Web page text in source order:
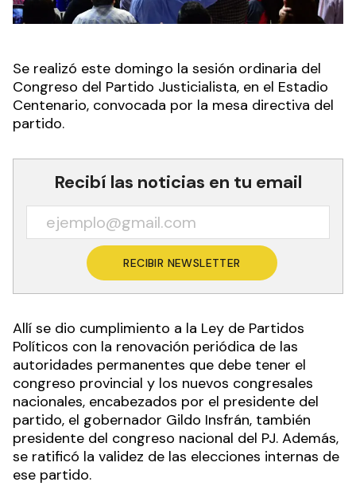
Se realizó este domingo la sesión ordinaria del
Congreso del Partido Justicialista, en el Estadio
Centenario, convocada por la mesa directiva del
partido.
Recibí las noticias en tu email
RECIBIR NEWSLETTER
Allí se dio cumplimiento a la Ley de Partidos
Políticos con la renovación periódica de las
autoridades permanentes que debe tener el
congreso provincial y los nuevos congresales
nacionales, encabezados por el presidente del
partido, el gobernador Gildo Insfrán, también
presidente del congreso nacional del PJ. Además,
se ratificó la validez de las elecciones internas de
ese partido.